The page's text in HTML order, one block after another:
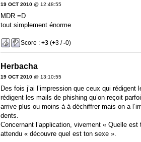
19 OCT 2010@ 12:48:55
MDR =D
tout simplement énorme
Score : +3(+3 /-0)
Herbacha
19 OCT 2010@ 13:10:55
Des fois j’ai l’impression que ceux qui
rédigent les mails de phishing qu’on reçoit
arrive plus ou moins à à déchiffrer mais on a
dents.
Concernant l’application, vivement « Quelle
attendu « découvre quel est ton sexe ».